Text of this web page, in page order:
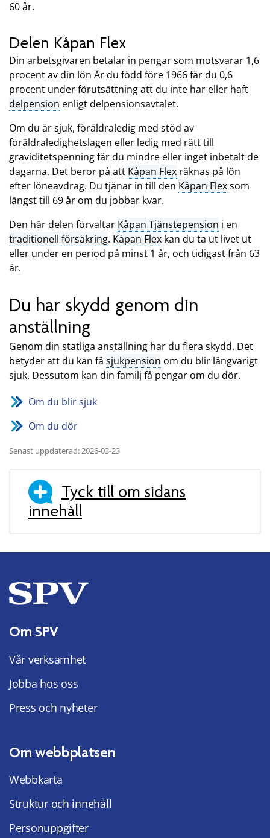
60 år.
Delen Kåpan Flex
Din arbetsgivaren betalar in pengar som motsvarar 1,6
procent av din lön Är du född före 1966 får du 0,6
procent under förutsättning att du inte har eller haft
delpension enligt delpensionsavtalet.
Om du är sjuk, föräldraledig med stöd av
föräldraledighetslagen eller ledig med rätt till
graviditetspenning får du mindre eller inget inbetalt de
dagarna. Det beror på att Kåpan Flex räknas på lön
efter löneavdrag. Du tjänar in till den Kåpan Flexsom
längst till 69 år om du jobbar kvar.
Den här delen förvaltar Kåpan Tjänstepension i en
traditionell försäkring. Kåpan Flex kan du ta ut livet ut
eller under en period på minst 1 år, och tidigast från 63
år.
Du har skydd genom din
anställning
Genom din statliga anställning har du flera skydd. Det
betyder att du kan få sjukpension om du blir långvarigt
sjuk. Dessutom kan din familj få pengar om du dör.
Om du blir sjuk
Om du dör
Senast uppdaterad: 2026-03-23
Tyck till om sidans
innehåll
Om SPV
Vår verksamhet
Jobba hos oss
Press och nyheter
Om webbplatsen
Webbkarta
Struktur och innehåll
Personuppgifter